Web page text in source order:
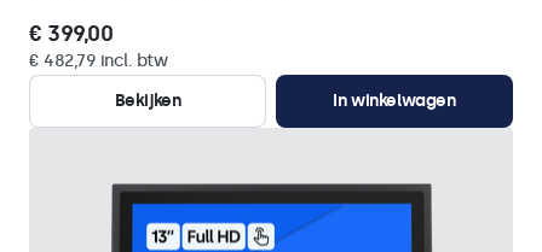
€ 399,00
€ 482,79 incl. btw
Bekijken
In winkelwagen